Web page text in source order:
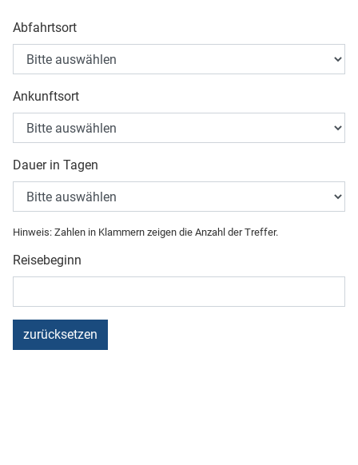
Abfahrtsort
Ankunftsort
Dauer in Tagen
Hinweis: Zahlen in Klammern zeigen die Anzahl der Treffer.
Reisebeginn
zurücksetzen